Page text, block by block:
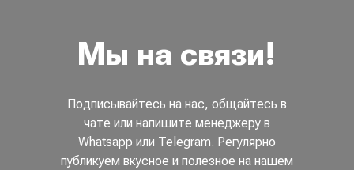
Мы на связи!
Подписывайтесь на нас, общайтесь в
чате или напишите менеджеру в
Whatsapp или Telegram. Регулярно
публикуем вкусное и полезное на нашем